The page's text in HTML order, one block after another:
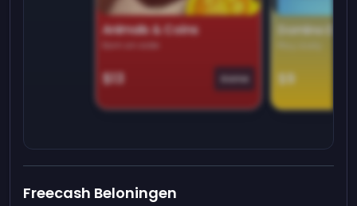
Animals & Coins
Earn on side
$13 Game
Domino
$9
Freecash Beloningen